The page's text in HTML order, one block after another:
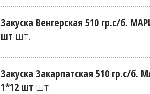
Закуска Венгерская 510 гр.с/б.
шт шт.
Закуска Закарпатская 510 гр.с/
1*12 шт шт.